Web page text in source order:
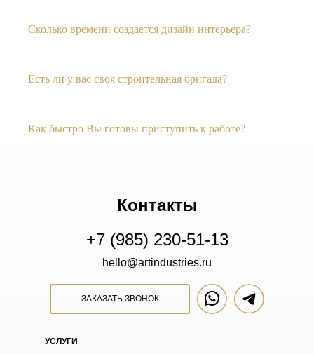
Сколько времени создается дизайн интерьера?
Есть ли у вас своя строительная бригада?
Как быстро Вы готовы приступить к работе?
Контакты
+7 (985) 230-51-13
hello@artindustries.ru
ЗАКАЗАТЬ ЗВОНОК
УСЛУГИ